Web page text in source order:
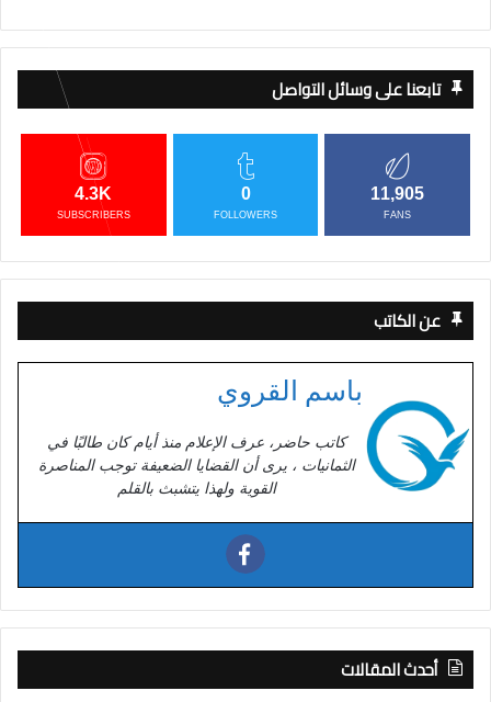
تابعنا على وسائل التواصل
11,905
FANS
0
FOLLOWERS
4.3K
SUBSCRIBERS
عن الكاتب
باسم القروي
كاتب حاضر، عرف الإعلام منذ أيام كان طالبًا في
الثمانيات ، يرى أن القضايا الضعيفة توجب المناصرة
القوية ولهذا يتشبث بالقلم
أحدث المقالات